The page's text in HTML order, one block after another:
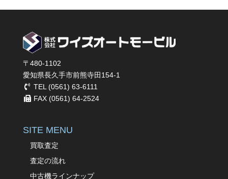
〒480-1102
愛知県長久手市前熊寺田154-1
TEL (0561) 63-6111
FAX (0561) 64-2524
SITE MENU
買取査定
査定の流れ
中古機ラインナップ